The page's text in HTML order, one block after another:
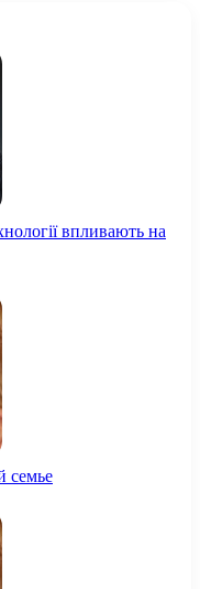
впливають на
семье